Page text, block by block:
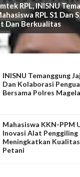
RPL, INISNU
RPL S1 Dan
Dan Berkualitas
INISNU Temanggung
Dan Kolaborasi
Bersama Polres
Mahasiswa KKN-PPM
Inovasi Alat
Meningkatkan
Petani